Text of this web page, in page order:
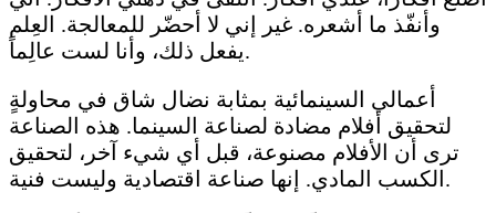
وأنفّذ ما أشعره. غير إني لا أحضّر للمعالجة. العِلم
يفعل ذلك، وأنا لست عالِماً.
أعمالي السينمائية بمثابة نضال شاق في محاولةٍ
لتحقيق أفلام مضادة لصناعة السينما. هذه الصناعة
ترى أن الأفلام مصنوعة، قبل أي شيء آخر، لتحقيق
الكسب المادي. إنها صناعة اقتصادية وليست فنية.